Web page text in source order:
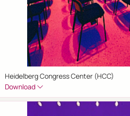
Heidelberg Congress Center (HCC)
Download